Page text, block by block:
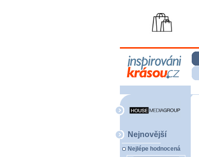
Nejnovější
Nejlépe hodnocená